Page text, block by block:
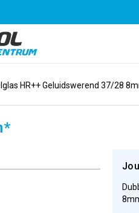
B.V.
HR++ Geluidswerend 37/28